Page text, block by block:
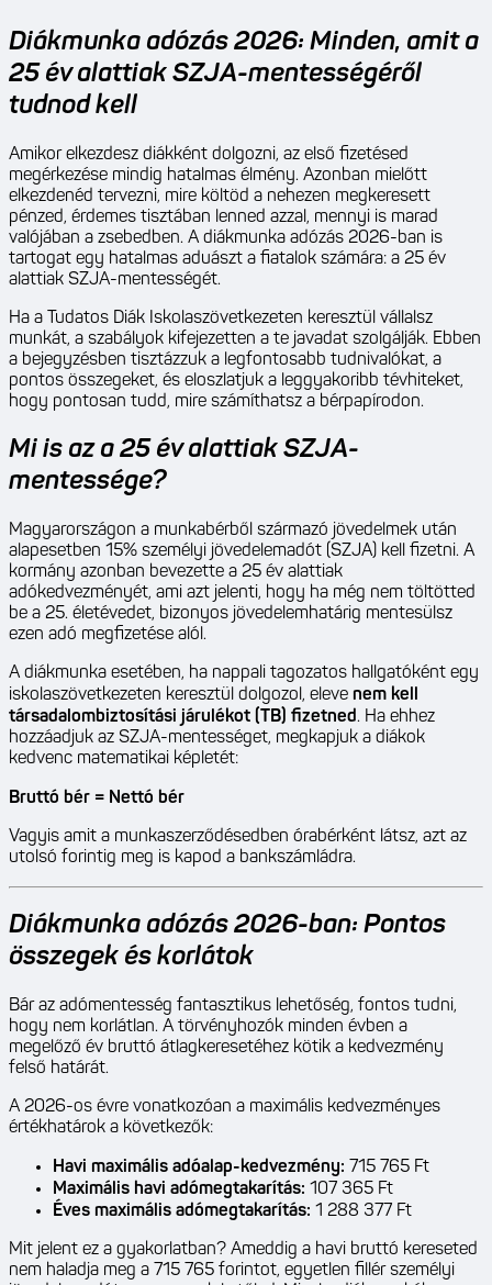
Diákmunka adózás 2026: Minden, amit a
25 év alattiak SZJA-mentességéről
tudnod kell
Amikor elkezdesz diákként dolgozni, az első fizetésed
megérkezése mindig hatalmas élmény. Azonban mielőtt
elkezdenéd tervezni, mire költöd a nehezen megkeresett
pénzed, érdemes tisztában lenned azzal, mennyi is marad
valójában a zsebedben. A diákmunka adózás 2026-ban is
tartogat egy hatalmas aduászt a fiatalok számára: a 25 év
alattiak SZJA-mentességét.
Ha a Tudatos Diák Iskolaszövetkezeten keresztül vállalsz
munkát, a szabályok kifejezetten a te javadat szolgálják. Ebben
a bejegyzésben tisztázzuk a legfontosabb tudnivalókat, a
pontos összegeket, és eloszlatjuk a leggyakoribb tévhiteket,
hogy pontosan tudd, mire számíthatsz a bérpapírodon.
Mi is az a 25 év alattiak SZJA-
mentessége?
Magyarországon a munkabérből származó jövedelmek után
alapesetben 15% személyi jövedelemadót (SZJA) kell fizetni. A
kormány azonban bevezette a 25 év alattiak
adókedvezményét, ami azt jelenti, hogy ha még nem töltötted
be a 25. életévedet, bizonyos jövedelemhatárig mentesülsz
ezen adó megfizetése alól.
A diákmunka esetében, ha nappali tagozatos hallgatóként egy
iskolaszövetkezeten keresztül dolgozol, eleve nem kell
társadalombiztosítási járulékot (TB) fizetned. Ha ehhez
hozzáadjuk az SZJA-mentességet, megkapjuk a diákok
kedvenc matematikai képletét:
Bruttó bér = Nettó bér
Vagyis amit a munkaszerződésedben órabérként látsz, azt az
utolsó forintig meg is kapod a bankszámládra.
Diákmunka adózás 2026-ban: Pontos
összegek és korlátok
Bár az adómentesség fantasztikus lehetőség, fontos tudni,
hogy nem korlátlan. A törvényhozók minden évben a
megelőző év bruttó átlagkeresetéhez kötik a kedvezmény
felső határát.
A 2026-os évre vonatkozóan a maximális kedvezményes
értékhatárok a következők:
Havi maximális adóalap-kedvezmény: 715 765 Ft
Maximális havi adómegtakarítás: 107 365 Ft
Éves maximális adómegtakarítás: 1 288 377 Ft
Mit jelent ez a gyakorlatban? Ameddig a havi bruttó kereseted
nem haladja meg a 715 765 forintot, egyetlen fillér személyi